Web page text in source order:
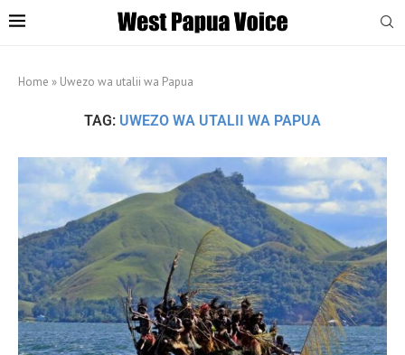
Home » Uwezo wa utalii wa Papua
TAG: UWEZO WA UTALII WA PAPUA